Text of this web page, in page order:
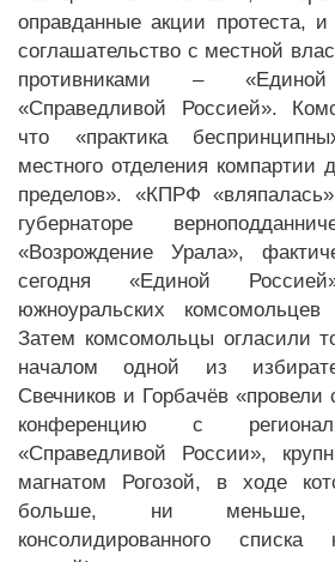
оправданные акции протеста,
соглашательство с местной
противниками –
«Справедливой Россией».
что «практика
местного отделения компартии
пределов». «КПРФ
губернаторе
«Возрождение Урала»,
сегодня «Единой
южноуральских комсомольцев
Затем комсомольцы огласили
началом одной из
Свечников и Горбачёв «провели
конференцию с
«Справедливой России»,
магнатом Рогозой, в ходе
больше, ни меньше,
консолидированного списка